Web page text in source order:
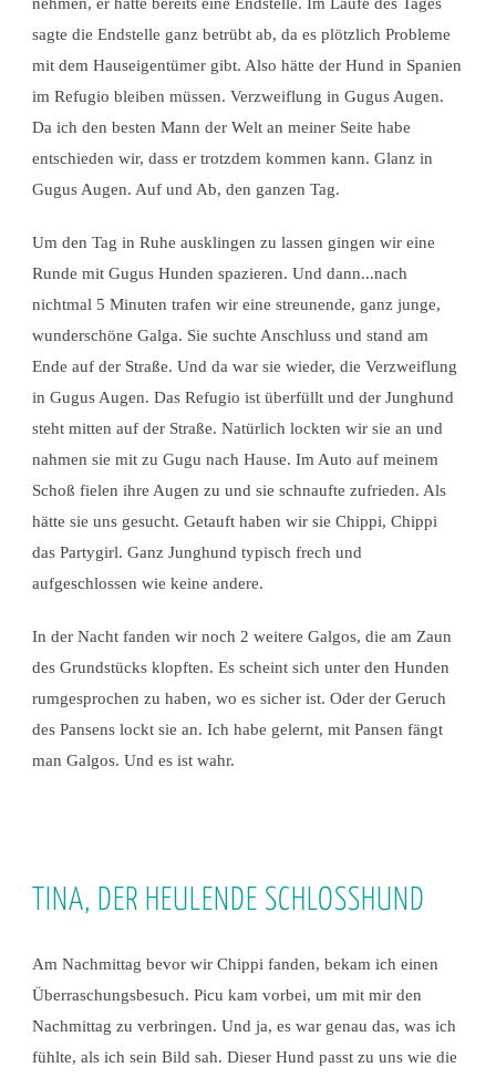
sagte die Endstelle ganz betrübt ab, da es plötzlich Probleme
mit dem Hauseigentümer gibt. Also hätte der Hund in Spanien
im Refugio bleiben müssen. Verzweiflung in Gugus Augen.
Da ich den besten Mann der Welt an meiner Seite habe
entschieden wir, dass er trotzdem kommen kann. Glanz in
Gugus Augen. Auf und Ab, den ganzen Tag.
Um den Tag in Ruhe ausklingen zu lassen gingen wir eine
Runde mit Gugus Hunden spazieren. Und dann...nach
nichtmal 5 Minuten trafen wir eine streunende, ganz junge,
wunderschöne Galga. Sie suchte Anschluss und stand am
Ende auf der Straße. Und da war sie wieder, die Verzweiflung
in Gugus Augen. Das Refugio ist überfüllt und der Junghund
steht mitten auf der Straße. Natürlich lockten wir sie an und
nahmen sie mit zu Gugu nach Hause. Im Auto auf meinem
Schoß fielen ihre Augen zu und sie schnaufte zufrieden. Als
hätte sie uns gesucht. Getauft haben wir sie Chippi, Chippi
das Partygirl. Ganz Junghund typisch frech und
aufgeschlossen wie keine andere.
In der Nacht fanden wir noch 2 weitere Galgos, die am Zaun
des Grundstücks klopften. Es scheint sich unter den Hunden
rumgesprochen zu haben, wo es sicher ist. Oder der Geruch
des Pansens lockt sie an. Ich habe gelernt, mit Pansen fängt
man Galgos. Und es ist wahr.
TINA, DER HEULENDE SCHLOSSHUND
Am Nachmittag bevor wir Chippi fanden, bekam ich einen
Überraschungsbesuch. Picu kam vorbei, um mit mir den
Nachmittag zu verbringen. Und ja, es war genau das, was ich
fühlte, als ich sein Bild sah. Dieser Hund passt zu uns wie die